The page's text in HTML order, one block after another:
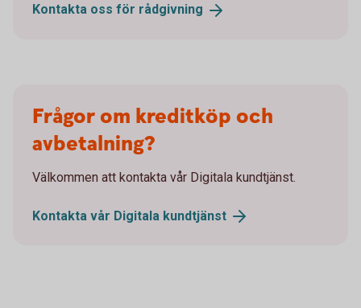
Kontakta oss för rådgivning
Frågor om kreditköp och
avbetalning?
Välkommen att kontakta vår Digitala kundtjänst.
Kontakta vår Digitala kundtjänst